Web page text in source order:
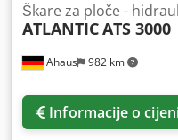
Ahaus 982 km
Škare za ploče -
ATLANTICATS 3000
Informacije o